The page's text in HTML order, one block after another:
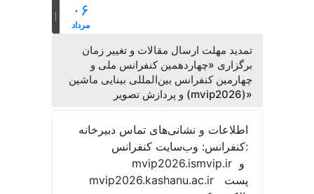
۰۶
مرداد
تمدید مهلت ارسال مقالات و تغییر زمان
برگزاری «چهاردهمین کنفرانس ملی و
چهارمین کنفرانس بین‌المللی بینایی ماشین
و پردازش تصویر (mvip2026)»
اطلاعات و نشانی‌های تماس دبیرخانه
کنفرانس: وب‌سایت کنفرانس:
mvip2026.ismvip.ir و
mvip2026.kashanu.ac.ir پست